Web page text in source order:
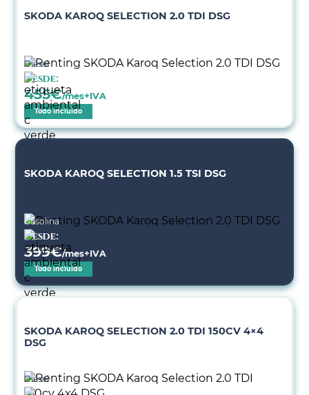
SKODA KAROQ SELECTION 2.0 TDI DSG
Diésel
Desde:
455€/mes+IVA
Todo incluido
SKODA KAROQ SELECTION 1.5 TSI DSG
Gasolina
Desde:
399€/mes+IVA
Todo incluido
SKODA KAROQ SELECTION 2.0 TDI 150CV 4×4
DSG
Diésel